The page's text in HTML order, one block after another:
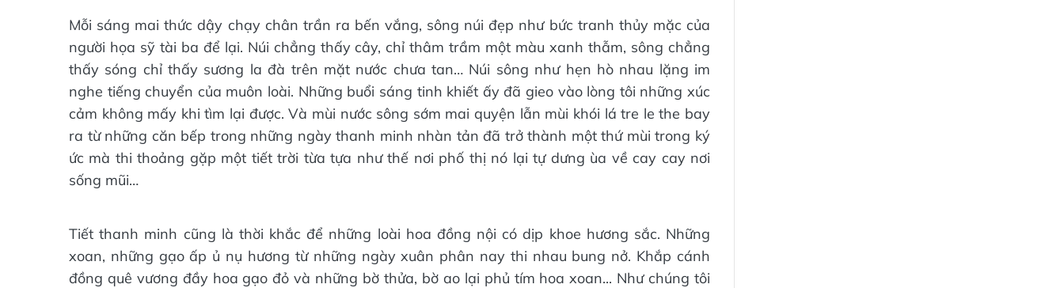
Mỗi sáng mai thức dậy chạy chân trần ra bến vắng, sông núi đẹp như bức tranh thủy mặc của
người họa sỹ tài ba để lại. Núi chẳng thấy cây, chỉ thâm trầm một màu xanh thẫm, sông chẳng
thấy sóng chỉ thấy sương la đà trên mặt nước chưa tan… Núi sông như hẹn hò nhau lặng im
nghe tiếng chuyển của muôn loài. Những buổi sáng tinh khiết ấy đã gieo vào lòng tôi những xúc
cảm không mấy khi tìm lại được. Và mùi nước sông sớm mai quyện lẫn mùi khói lá tre le the bay
ra từ những căn bếp trong những ngày thanh minh nhàn tản đã trở thành một thứ mùi trong ký
ức mà thi thoảng gặp một tiết trời từa tựa như thế nơi phố thị nó lại tự dưng ùa về cay cay nơi
sống mũi…
Tiết thanh minh cũng là thời khắc để những loài hoa đồng nội có dịp khoe hương sắc. Những
xoan, những gạo ấp ủ nụ hương từ những ngày xuân phân nay thi nhau bung nở. Khắp cánh
đồng quê vương đầy hoa gạo đỏ và những bờ thửa, bờ ao lại phủ tím hoa xoan... Như chúng tôi